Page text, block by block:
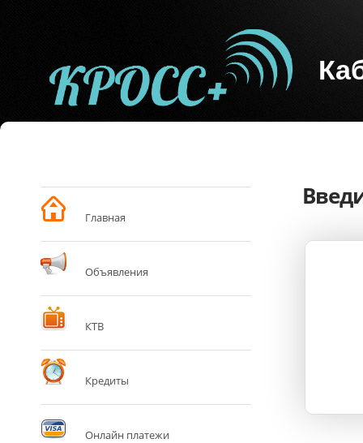
Главная
Объявления
КТВ
Кредиты
Онлайн платежи